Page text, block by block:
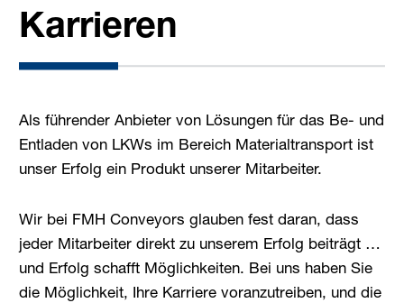
Karrieren
Als führender Anbieter von Lösungen für das Be- und
Entladen von LKWs im Bereich Materialtransport ist
unser Erfolg ein Produkt unserer Mitarbeiter.
Wir bei FMH Conveyors glauben fest daran, dass
jeder Mitarbeiter direkt zu unserem Erfolg beiträgt …
und Erfolg schafft Möglichkeiten. Bei uns haben Sie
die Möglichkeit, Ihre Karriere voranzutreiben, und die